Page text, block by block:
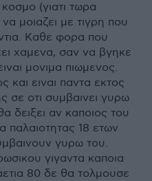
(γιατι τωρα
μοιαζει με τιγρη που
Καθε φορα που
χαμενα, σαν να βγηκε
μονιμα πιωμενος.
και ειναι παντα εκτος
σε οτι συμβαινει γυρω
δειξει αν καποιος του
παλαιοτητας 18 ετων
γυρω του.
γιγαντα καποια
80 δε θα τολμουσε